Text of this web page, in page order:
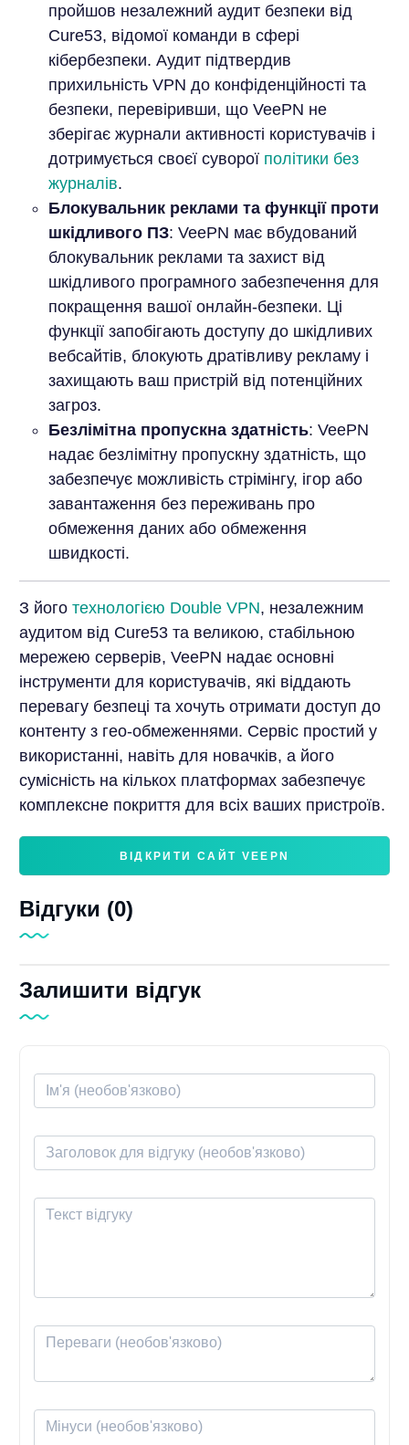
пройшов незалежний аудит безпеки від
Cure53, відомої команди в сфері
кібербезпеки. Аудит підтвердив
прихильність VPN до конфіденційності та
безпеки, перевіривши, що VeePN не
зберігає журнали активності користувачів і
дотримується своєї суворої політики без
журналів.
Блокувальник реклами та функції проти
шкідливого ПЗ: VeePN має вбудований
блокувальник реклами та захист від
шкідливого програмного забезпечення для
покращення вашої онлайн-безпеки. Ці
функції запобігають доступу до шкідливих
вебсайтів, блокують дратівливу рекламу і
захищають ваш пристрій від потенційних
загроз.
Безлімітна пропускна здатність: VeePN
надає безлімітну пропускну здатність, що
забезпечує можливість стрімінгу, ігор або
завантаження без переживань про
обмеження даних або обмеження
швидкості.
З його технологією Double VPN, незалежним
аудитом від Cure53 та великою, стабільною
мережею серверів, VeePN надає основні
інструменти для користувачів, які віддають
перевагу безпеці та хочуть отримати доступ до
контенту з гео-обмеженнями. Сервіс простий у
використанні, навіть для новачків, а його
сумісність на кількох платформах забезпечує
комплексне покриття для всіх ваших пристроїв.
ВІДКРИТИ САЙТ VEEPN
Відгуки (0)
Залишити відгук